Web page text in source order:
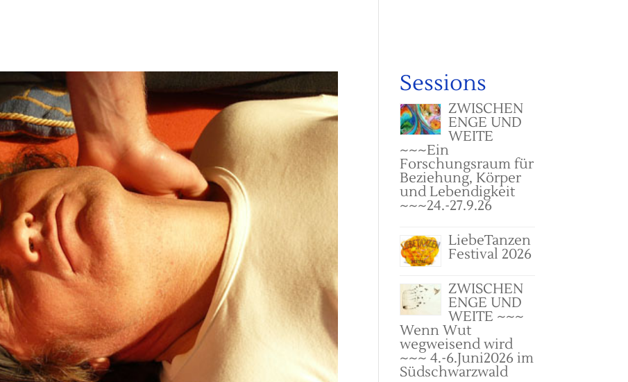
Sessions
ZWISCHEN
ENGE UND
WEITE
~~~Ein
Forschungsraum für
Beziehung, Körper
und Lebendigkeit
~~~24.-27.9.26
LiebeTanzen
Festival 2026
ZWISCHEN
ENGE UND
WEITE ~~~
Wenn Wut
wegweisend wird
~~~ 4.-6.Juni2026 im
Südschwarzwald